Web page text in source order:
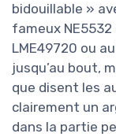
bidouillable »
fameux NE5532
LME49720 ou
jusqu’au bout,
que disent les
clairement un
dans la partie